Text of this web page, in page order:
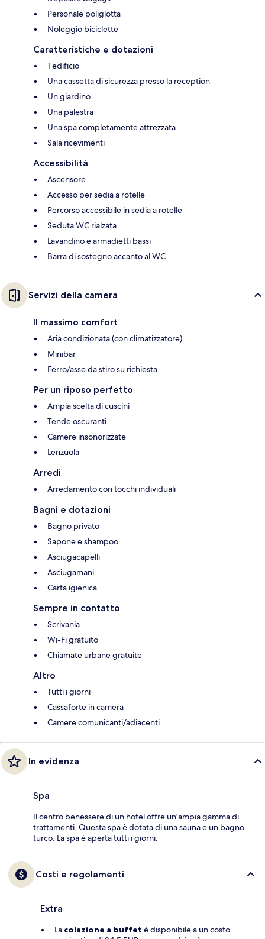
Personale poliglotta
Noleggio biciclette
Caratteristiche e dotazioni
1 edificio
Una cassetta di sicurezza presso la reception
Un giardino
Una palestra
Una spa completamente attrezzata
Sala ricevimenti
Accessibilità
Ascensore
Accesso per sedia a rotelle
Percorso accessibile in sedia a rotelle
Seduta WC rialzata
Lavandino e armadietti bassi
Barra di sostegno accanto al WC
Servizi della camera
Il massimo comfort
Aria condizionata (con climatizzatore)
Minibar
Ferro/asse da stiro su richiesta
Per un riposo perfetto
Ampia scelta di cuscini
Tende oscuranti
Camere insonorizzate
Lenzuola
Arredi
Arredamento con tocchi individuali
Bagni e dotazioni
Bagno privato
Sapone e shampoo
Asciugacapelli
Asciugamani
Carta igienica
Sempre in contatto
Scrivania
Wi-Fi gratuito
Chiamate urbane gratuite
Altro
Tutti i giorni
Cassaforte in camera
Camere comunicanti/adiacenti
In evidenza
Spa
Il centro benessere di un hotel offre un'ampia gamma di
trattamenti. Questa spa è dotata di una sauna e un bagno
turco. La spa è aperta tutti i giorni.
Costi e regolamenti
Extra
La colazione a buffet è disponibile a un costo